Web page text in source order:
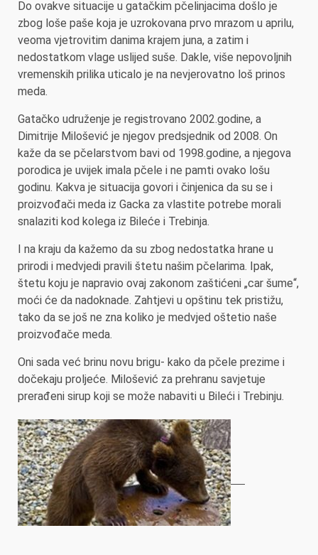
Do ovakve situacije u gatačkim pčelinjacima došlo je
zbog loše paše koja je uzrokovana prvo mrazom u aprilu,
veoma vjetrovitim danima krajem juna, a zatim i
nedostatkom vlage uslijed suše. Dakle, više nepovoljnih
vremenskih prilika uticalo je na nevjerovatno loš prinos
meda.
Gatačko udruženje je registrovano 2002.godine, a
Dimitrije Milošević je njegov predsjednik od 2008. On
kaže da se pčelarstvom bavi od 1998.godine, a njegova
porodica je uvijek imala pčele i ne pamti ovako lošu
godinu. Kakva je situacija govori i činjenica da su se i
proizvođači meda iz Gacka za vlastite potrebe morali
snalaziti kod kolega iz Bileće i Trebinja.
I na kraju da kažemo da su zbog nedostatka hrane u
prirodi i medvjedi pravili štetu našim pčelarima. Ipak,
štetu koju je napravio ovaj zakonom zaštićeni „car šume“,
moći će da nadoknade. Zahtjevi u opštinu tek pristižu,
tako da se još ne zna koliko je medvjed oštetio naše
proizvođače meda.
Oni sada već brinu novu brigu- kako da pčele prezime i
dočekaju proljeće. Milošević za prehranu savjetuje
prerađeni sirup koji se može nabaviti u Bileći i Trebinju.